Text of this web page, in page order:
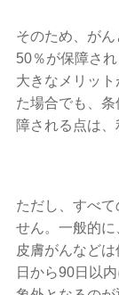
そのため、が
50％が保障さ
大きなメリッ
た場合でも、
障される点は
ただし、すべ
せん。一般的
皮膚がんなど
日から90日以